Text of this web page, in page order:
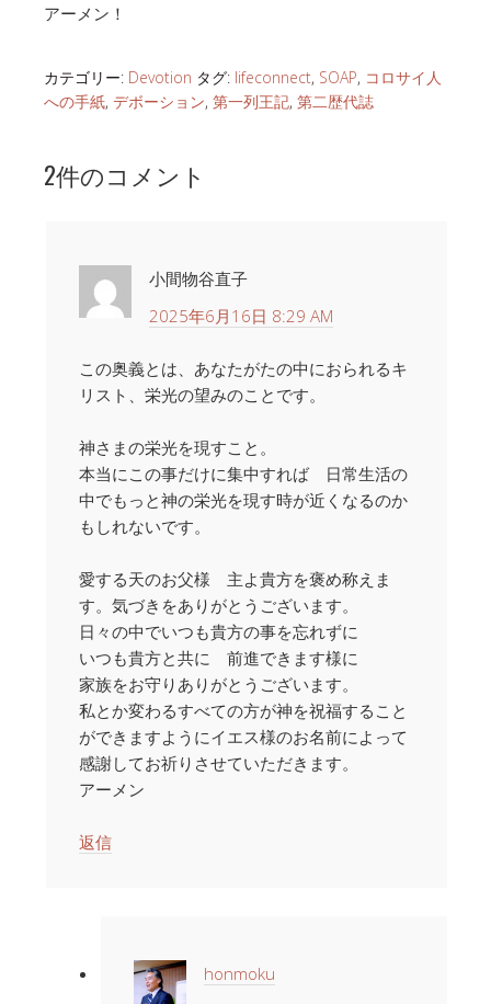
アーメン！
カテゴリー: Devotion タグ: lifeconnect, SOAP, コロサイ人
への手紙, デボーション, 第一列王記, 第二歴代誌
2件のコメント
小間物谷直子
2025年6月16日 8:29 AM
この奥義とは、あなたがたの中におられるキ
リスト、栄光の望みのことです。
神さまの栄光を現すこと。
本当にこの事だけに集中すれば 日常生活の
中でもっと神の栄光を現す時が近くなるのか
もしれないです。
愛する天のお父様 主よ貴方を褒め称えま
す。気づきをありがとうございます。
日々の中でいつも貴方の事を忘れずに
いつも貴方と共に 前進できます様に
家族をお守りありがとうございます。
私とか変わるすべての方が神を祝福すること
ができますようにイエス様のお名前によって
感謝してお祈りさせていただきます。
アーメン
返信
honmoku